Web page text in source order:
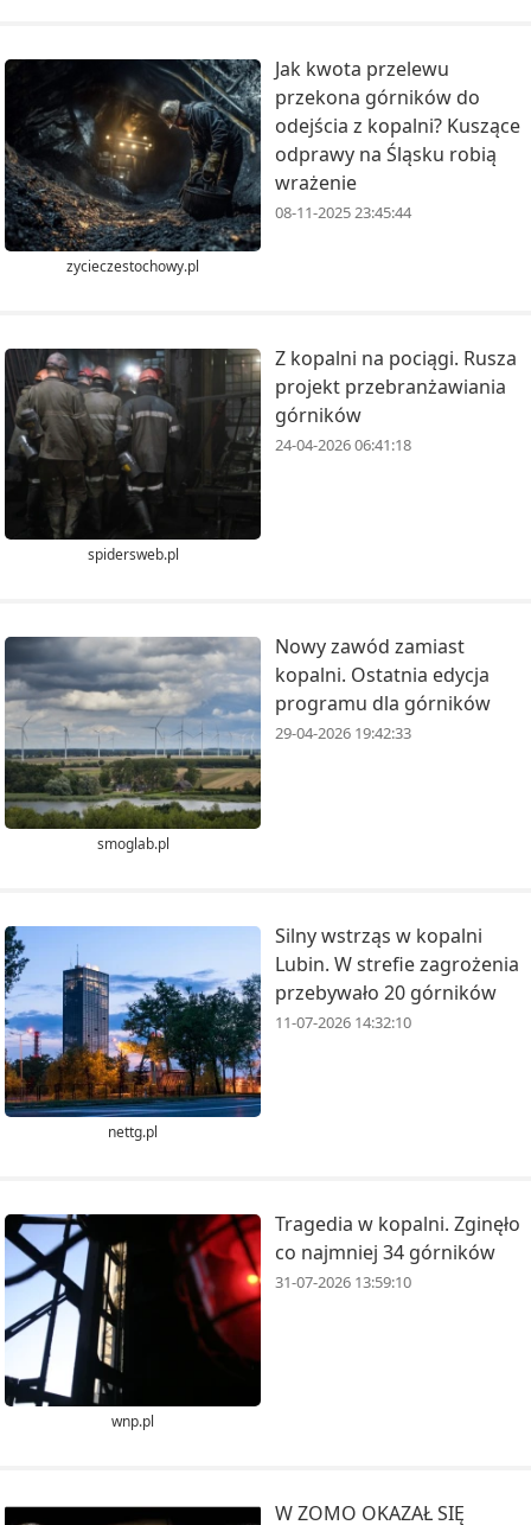
zycieczestochowy.pl
Jak kwota przelewu
przekona górników do
odejścia z kopalni? Kuszące
odprawy na Śląsku robią
wrażenie
08-11-2025 23:45:44
spidersweb.pl
Z kopalni na pociągi. Rusza
projekt przebranżawiania
górników
24-04-2026 06:41:18
smoglab.pl
Nowy zawód zamiast
kopalni. Ostatnia edycja
programu dla górników
29-04-2026 19:42:33
nettg.pl
Silny wstrząs w kopalni
Lubin. W strefie zagrożenia
przebywało 20 górników
11-07-2026 14:32:10
wnp.pl
Tragedia w kopalni. Zginęło
co najmniej 34 górników
31-07-2026 13:59:10
W ZOMO OKAZAŁ SIĘ